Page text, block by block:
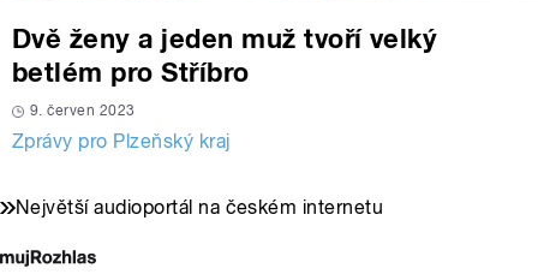
Dvě ženy a jeden muž tvoří velký
betlém pro Stříbro
9. červen 2023
Zprávy pro Plzeňský kraj
Největší audioportál na českém internetu